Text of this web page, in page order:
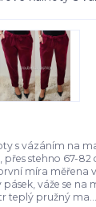
s vázáním na
přes stehno 67-82
míra měřena
váže se na
teplý pružný ma...